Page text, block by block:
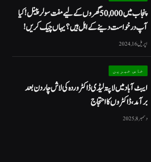
پنجاب میں 50,000 گھروں کے لیے مفت سولر پینل! کیا
آپ درخواست دینے کے اہل ہیں؟ یہاں چیک کریں!
اپریل 16, 2024
خاص خبریں
ایبٹ آباد میں لاپتہ لیڈی ڈاکٹر وردہ کی لاش چار دن بعد
برآمد، ڈاکٹروں کا احتجاج
دسمبر 8, 2025